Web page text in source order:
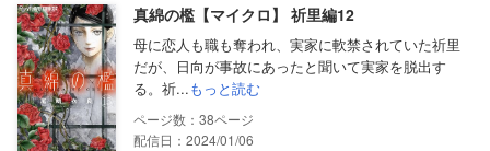
真綿の檻【マイクロ】 祈里編12
母に恋人も職も奪われ、実家に軟禁されていた祈里
だが、日向が事故にあったと聞いて実家を脱出す
る。祈...もっと読む
38
配信日：2024/01/06